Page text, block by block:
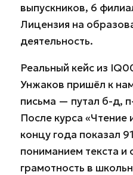
выпускников, 6
Лицензия на
деятельность.
Реальный кейс из
Унжаков пришёл к
письма — путал б-д,
После курса «Чтение
концу года показал
пониманием текста и
грамотность в